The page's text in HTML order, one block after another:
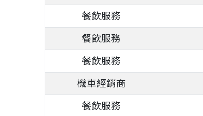
餐飲服務
餐飲服務
餐飲服務
機車經銷商
餐飲服務